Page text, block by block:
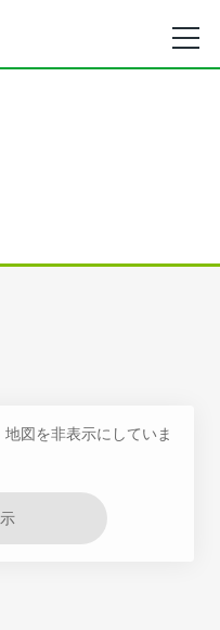
図を非表示にしていま